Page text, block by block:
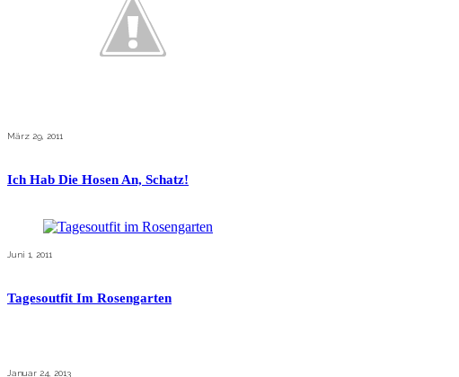
März 29, 2011
Ich Hab Die Hosen An, Schatz!
Juni 1, 2011
Tagesoutfit Im Rosengarten
Januar 24, 2013